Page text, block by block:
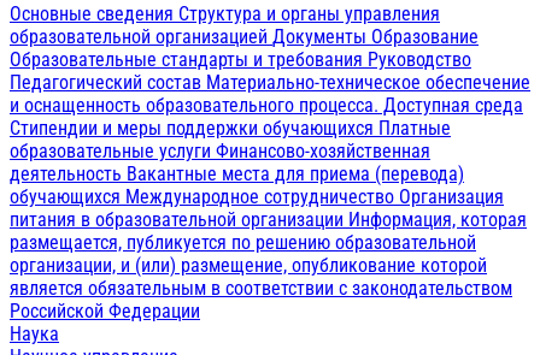
Основные сведения Структура и органы управления
образовательной организацией Документы Образование
Образовательные стандарты и требования Руководство
Педагогический состав Материально-техническое обеспечение
и оснащенность образовательного процесса. Доступная среда
Стипендии и меры поддержки обучающихся Платные
образовательные услуги Финансово-хозяйственная
деятельность Вакантные места для приема (перевода)
обучающихся Международное сотрудничество Организация
питания в образовательной организации Информация, которая
размещается, публикуется по решению образовательной
организации, и (или) размещение, опубликование которой
является обязательным в соответствии с законодательством
Российской Федерации
Наука